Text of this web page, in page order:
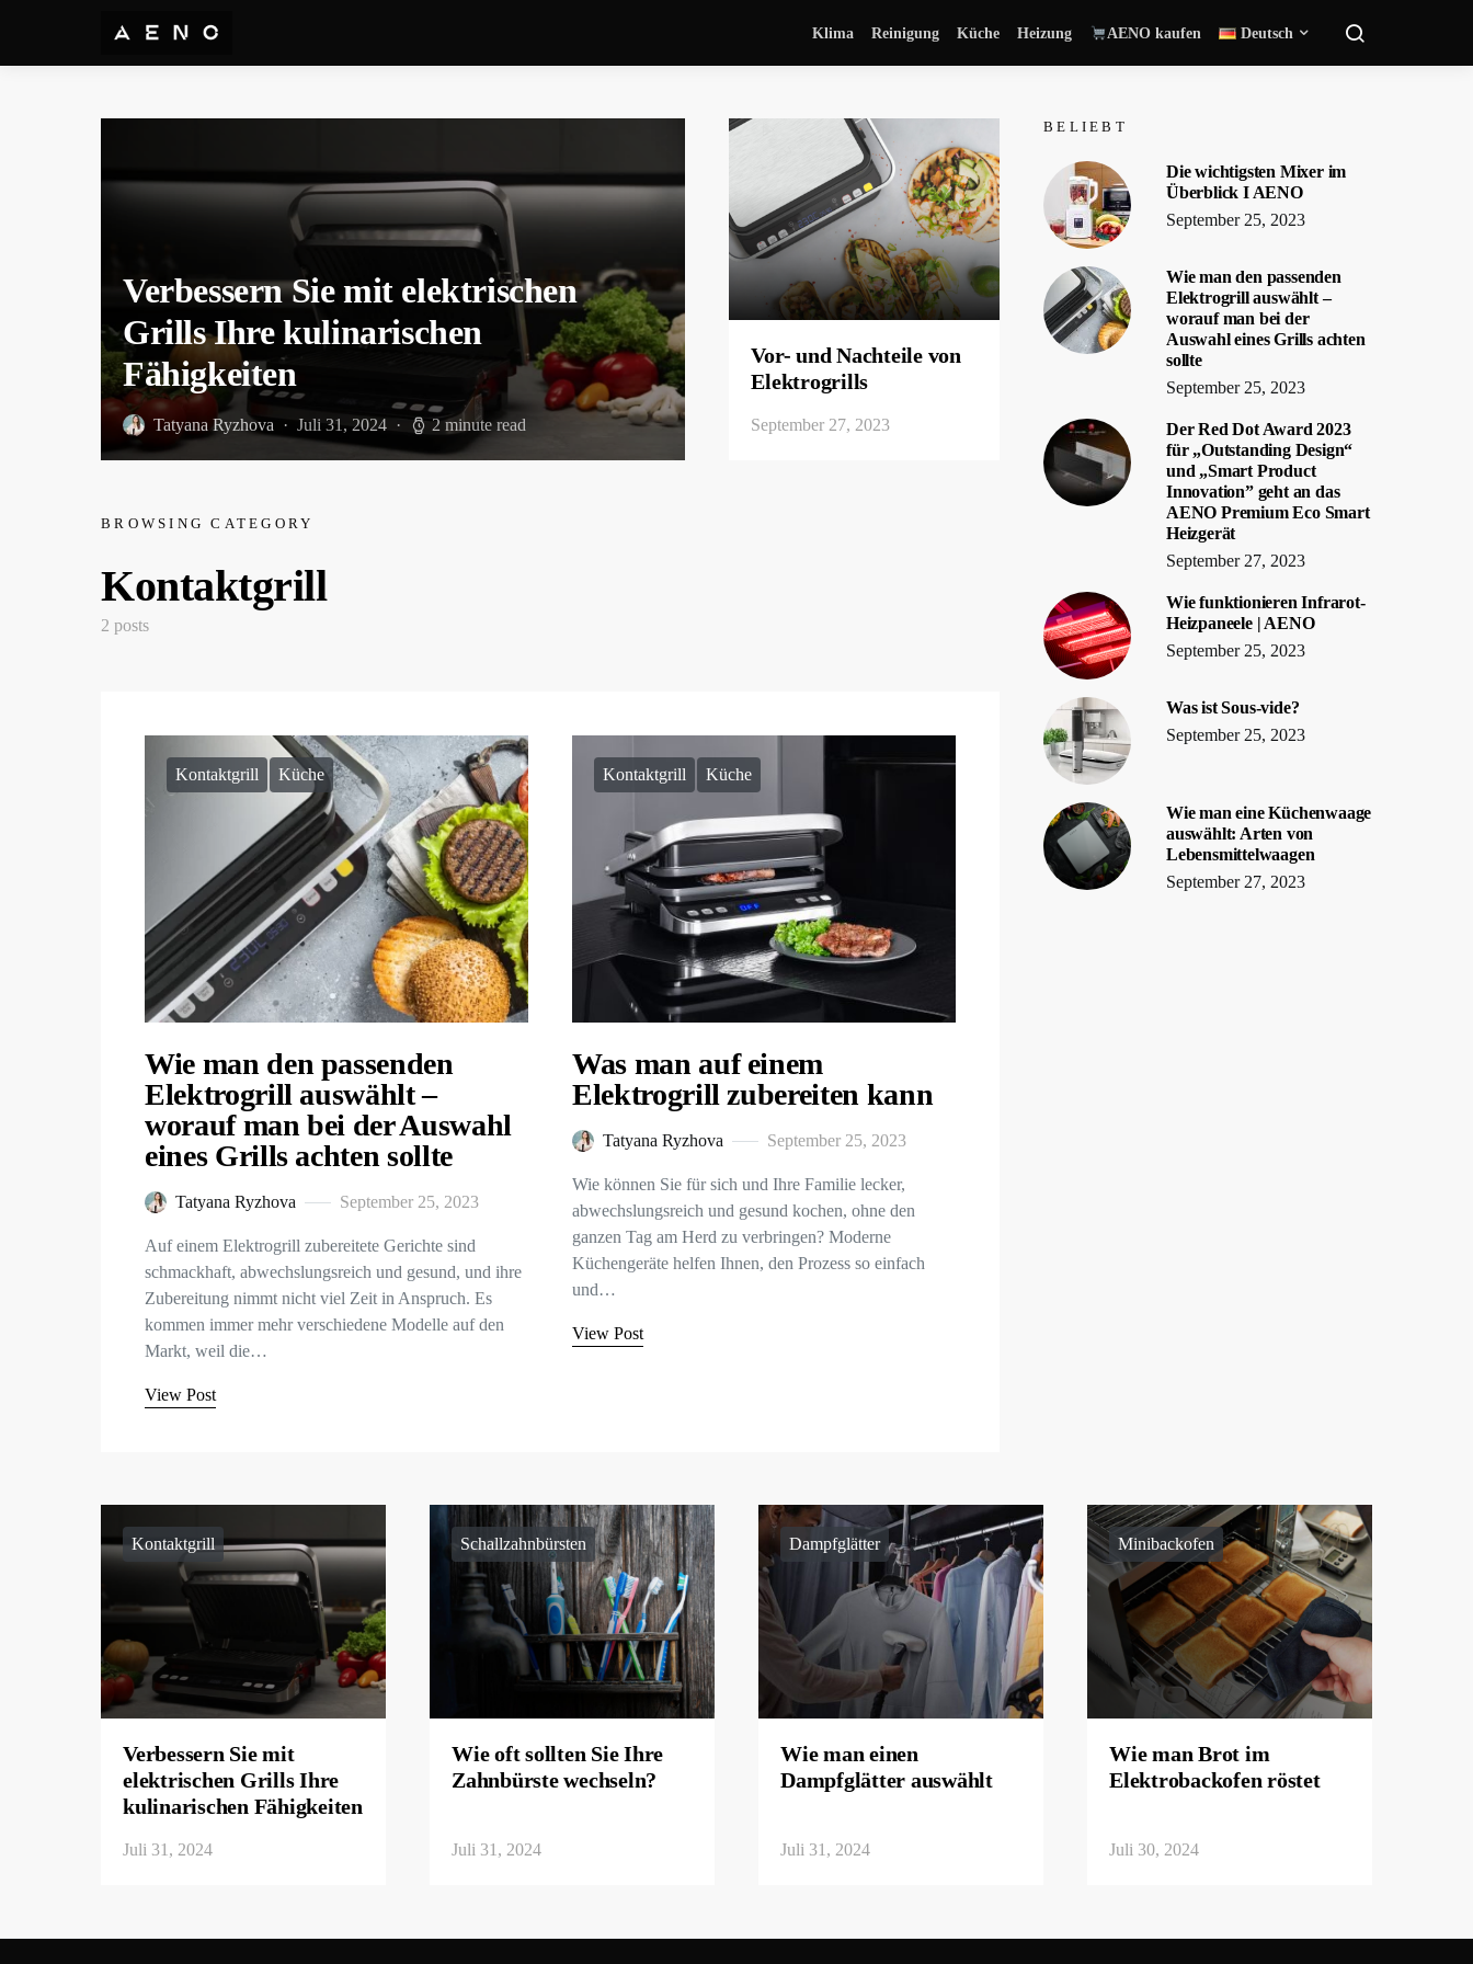
Klima Reinigung Küche Heizung AENO kaufen Deutsch
Verbessern Sie mit elektrischen
Grills Ihre kulinarischen
Fähigkeiten
Tatyana Ryzhova Juli 31, 2024 2 minute read
Vor- und Nachteile von
Elektrogrills
September 27, 2023
BROWSING CATEGORY
Kontaktgrill
2 posts
Kontaktgrill Küche
Wie man den passenden
Elektrogrill auswählt –
worauf man bei der Auswahl
eines Grills achten sollte
Tatyana Ryzhova September 25, 2023
Auf einem Elektrogrill zubereitete Gerichte sind
schmackhaft, abwechslungsreich und gesund, und ihre
Zubereitung nimmt nicht viel Zeit in Anspruch. Es
kommen immer mehr verschiedene Modelle auf den
Markt, weil die…
View Post
Kontaktgrill Küche
Was man auf einem
Elektrogrill zubereiten kann
Tatyana Ryzhova September 25, 2023
Wie können Sie für sich und Ihre Familie lecker,
abwechslungsreich und gesund kochen, ohne den
ganzen Tag am Herd zu verbringen? Moderne
Küchengeräte helfen Ihnen, den Prozess so einfach
und…
View Post
BELIEBT
Die wichtigsten Mixer im
Überblick I AENO
September 25, 2023
Wie man den passenden
Elektrogrill auswählt –
worauf man bei der
Auswahl eines Grills achten
sollte
September 25, 2023
Der Red Dot Award 2023
für „Outstanding Design“
und „Smart Product
Innovation” geht an das
AENO Premium Eco Smart
Heizgerät
September 27, 2023
Wie funktionieren Infrarot-
Heizpaneele | AENO
September 25, 2023
Was ist Sous-vide?
September 25, 2023
Wie man eine Küchenwaage
auswählt: Arten von
Lebensmittelwaagen
September 27, 2023
Kontaktgrill
Verbessern Sie mit
elektrischen Grills Ihre
kulinarischen Fähigkeiten
Juli 31, 2024
Schallzahnbürsten
Wie oft sollten Sie Ihre
Zahnbürste wechseln?
Juli 31, 2024
Dampfglätter
Wie man einen
Dampfglätter auswählt
Juli 31, 2024
Minibackofen
Wie man Brot im
Elektrobackofen röstet
Juli 30, 2024